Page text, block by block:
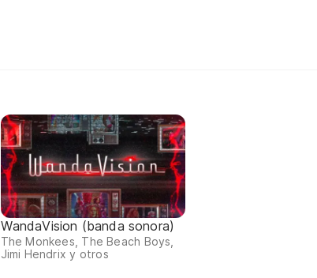
WandaVision (banda sonora)
The Monkees, The Beach Boys,
Jimi Hendrix y otros